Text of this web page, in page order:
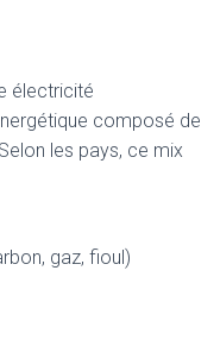
électricité
composé de
les pays, ce mix
gaz, fioul)